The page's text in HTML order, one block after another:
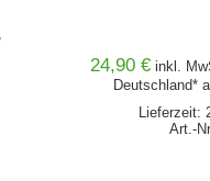
24,90 € inkl.
Deutschland*
Lieferzeit:
Art.-